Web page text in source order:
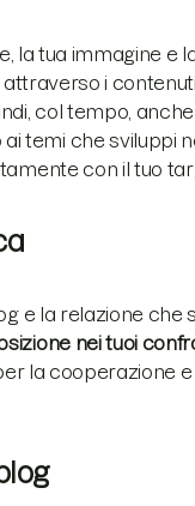
la tua immagine e
i
col tempo,
temi che sviluppi
con il tuo
e la relazione che
nei tuoi
la cooperazione